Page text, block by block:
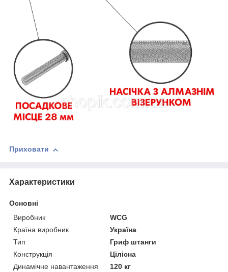
Приховати
Характеристики
Основні
Виробник
WCG
Країна виробник
Україна
Тип
Гриф штанги
Конструкція
Цілісна
Динамічне навантаження
120 кг